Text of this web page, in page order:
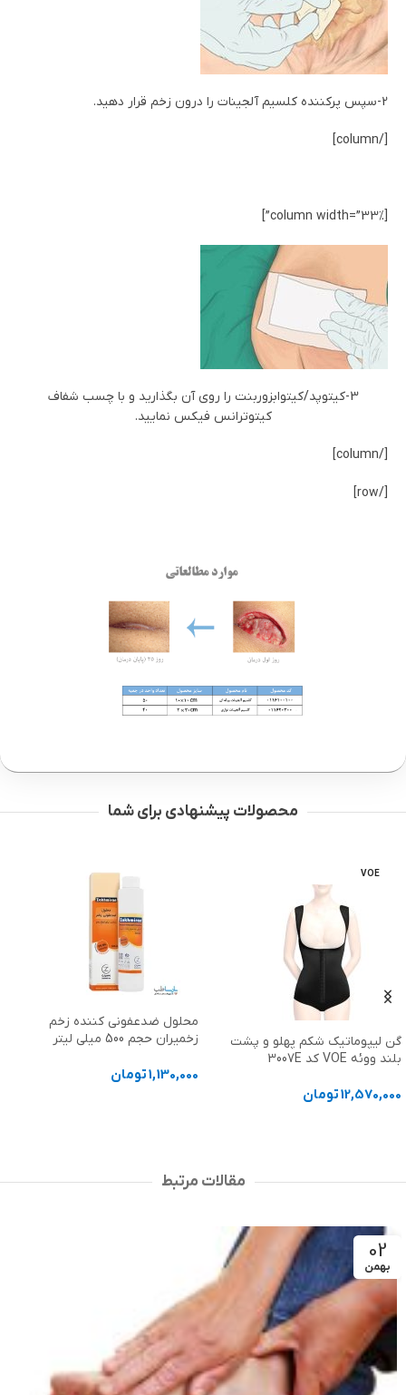
2-سپس پرکننده کلسیم آلجینات را درون زخم قرار دهید.
[/column]
[column width=”33%”]
3-کیتوپد/کیتوابزوربنت را روی آن بگذارید و با چسب شفاف
کیتوترانس فیکس نمایید.
[/column]
[/row]
محصولات پیشنهادی برای شما
محلول ضدعفونی کننده زخم
زخمیران حجم 500 میلی لیتر
انتخاب گزینه ها
Plus بسته سه عددی
80,000تومان
مقالات مرتبط
02
بهمن